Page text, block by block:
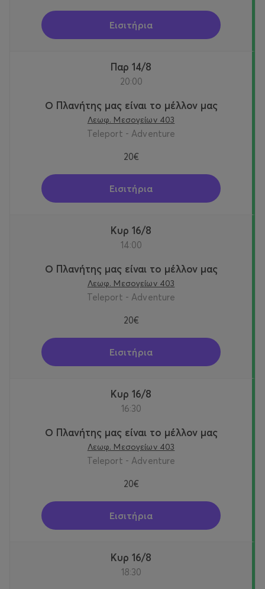
Εισιτήρια
Παρ 14/8
20:00
Ο Πλανήτης μας είναι το μέλλον μας
Λεωφ. Μεσογείων 403
Teleport - Adventure
20€
Εισιτήρια
Κυρ 16/8
14:00
Ο Πλανήτης μας είναι το μέλλον μας
Λεωφ. Μεσογείων 403
Teleport - Adventure
20€
Εισιτήρια
Κυρ 16/8
16:30
Ο Πλανήτης μας είναι το μέλλον μας
Λεωφ. Μεσογείων 403
Teleport - Adventure
20€
Εισιτήρια
Κυρ 16/8
18:30